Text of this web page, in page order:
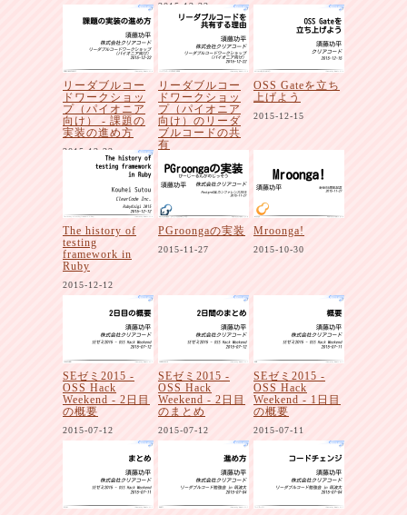
2015-12-22
リーダブルコー
ドワークショッ
プ（パイオニア
向け） - 課題の
実装の進め方
2015-12-22
リーダブルコー
ドワークショッ
プ（パイオニア
向け）のリーダ
ブルコードの共
有
2015-12-22
OSS Gateを立ち
上げよう
2015-12-15
The history of
testing
framework in
Ruby
2015-12-12
PGroongaの実装
2015-11-27
Mroonga!
2015-10-30
SEゼミ2015 -
OSS Hack
Weekend - 2日目
の概要
2015-07-12
SEゼミ2015 -
OSS Hack
Weekend - 2日目
のまとめ
2015-07-12
SEゼミ2015 -
OSS Hack
Weekend - 1日目
の概要
2015-07-11